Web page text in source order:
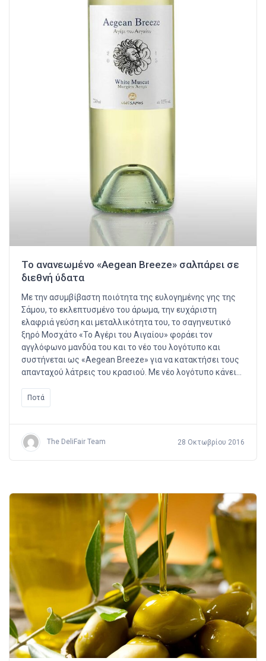
Το ανανεωμένο «Aegean Breeze» σαλπάρει σε
διεθνή ύδατα
Με την ασυμβίβαστη ποιότητα της ευλογημένης γης της
Σάμου, το εκλεπτυσμένο του άρωμα, την ευχάριστη
ελαφριά γεύση και μεταλλικότητα του, το σαγηνευτικό
ξηρό Μοσχάτο «Το Αγέρι του Αιγαίου» φοράει τον
αγγλόφωνο μανδύα του και το νέο του λογότυπο και
συστήνεται ως «Aegean Breeze» για να κατακτήσει τους
απανταχού λάτρεις του κρασιού. Με νέο λογότυπο κάνει…
Ποτά
The DeliFair Team 28 Οκτωβρίου 2016